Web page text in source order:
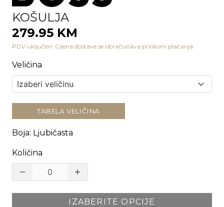
KOŠULJA
279.95 KM
PDV uključen. Cijena dostave se obračunava prilikom plaćanja.
Veličina
TABELA VELIČINA
Boja: Ljubičasta
Količina
IZABERITE OPCIJE